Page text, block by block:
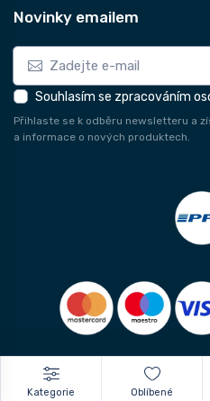
Novinky emailem
Souhlasím se zpracováním
Přihlaste se k odběru newsletteru a
a informace o nových produktech.
Kategorie Oblíbené